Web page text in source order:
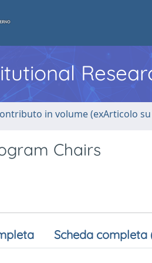
in volume (exArticolo
Chairs
Scheda completa